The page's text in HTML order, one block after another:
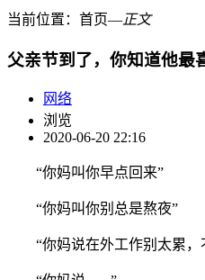
当前位置： 首页―正文
父亲节到了，你知道他最
网络
浏览
2020-06-20 22:16
“你妈叫你早点回来”
“你妈叫你别总是熬夜”
“你妈说在外工作别太累，